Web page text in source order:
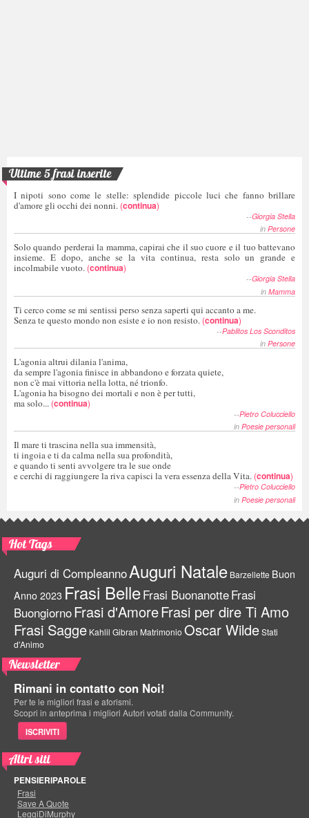
Ultime 5 frasi inserite
I nipoti sono come le stelle: splendide piccole luci che fanno brillare
d'amore gli occhi dei nonni. (continua)
--Giorgia Stella
in Persone
Solo quando perderai la mamma, capirai che il suo cuore e il tuo battevano
insieme. E dopo, anche se la vita continua, resta solo un grande e
incolmabile vuoto. (continua)
--Giorgia Stella
in Mamma
Ti cerco come se mi sentissi perso senza saperti qui accanto a me.
Senza te questo mondo non esiste e io non resisto. (continua)
--Pablitos Los Sconditos
in Persone
L'agonia altrui dilania l'anima,
da sempre l'agonia finisce in abbandono e forzata quiete,
non c'è mai vittoria nella lotta, né trionfo.
L'agonia ha bisogno dei mortali e non è per tutti,
ma solo... (continua)
--Pietro Colucciello
in Poesie personali
Il mare ti trascina nella sua immensità,
ti ingoia e ti da calma nella sua profondità,
e quando ti senti avvolgere tra le sue onde
e cerchi di raggiungere la riva capisci la vera essenza della Vita. (continua)
--Pietro Colucciello
in Poesie personali
Hot Tags
Auguri di CompleannoAuguri Natale Barzellette Buon
Anno 2023 Frasi BelleFrasi BuonanotteFrasi
BuongiornoFrasi d'AmoreFrasi per dire Ti Amo
Frasi Sagge Kahlil Gibran Matrimonio Oscar WildeStati
d'Animo
Newsletter
Rimani in contatto con Noi!
Per te le migliori frasi e aforismi.
Scopri in anteprima i migliori Autori votati dalla Community.
ISCRIVITI
Altri siti
PENSIERIPAROLE
Frasi
Save A Quote
LeggiDiMurphy